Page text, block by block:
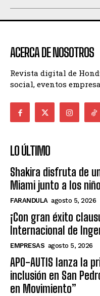
ACERCA DE NOSOTROS
Revista digital de
social, eventos
LO ÚLTIMO
Shakira disfruta de
Miami junto a los
FARANDULA agosto 5, 2026
¡Con gran éxito
Internacional de
EMPRESAS agosto 5, 2026
APO-AUTIS lanza la
inclusión en San
en Movimiento”